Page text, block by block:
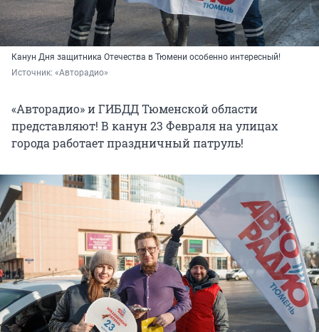
Канун Дня защитника Отечества в Тюмени особенно интересный!
Источник: «Авторадио»
«Авторадио» и ГИБДД Тюменской области
представляют! В канун 23 Февраля на улицах
города работает праздничный патруль!